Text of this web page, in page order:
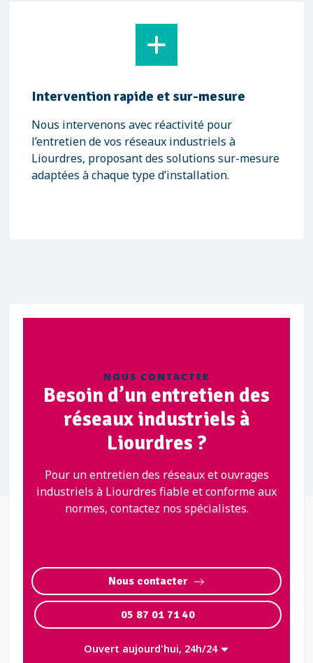
Intervention rapide et sur-mesure
Nous intervenons avec réactivité pour
l’entretien de vos réseaux industriels à
Liourdres, proposant des solutions sur-mesure
adaptées à chaque type d’installation.
NOUS CONTACTER
Besoin d’un entretien des
réseaux industriels à
Liourdres ?
Pour un entretien des réseaux et ouvrages
industriels à Liourdres fiable et conforme aux
normes, contactez nos spécialistes.
Nous contacter
05 87 01 71 40
Ouvert aujourd'hui, 24h/24